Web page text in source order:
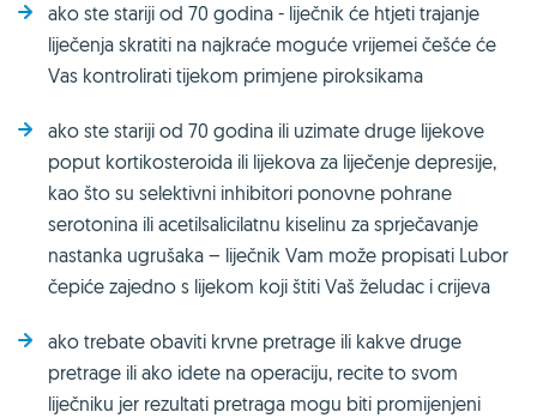
ako ste stariji od 70 godina - liječnik će htjeti trajanje
liječenja skratiti na najkraće moguće vrijemei češće će
Vas kontrolirati tijekom primjene piroksikama
ako ste stariji od 70 godina ili uzimate druge lijekove
poput kortikosteroida ili lijekova za liječenje depresije,
kao što su selektivni inhibitori ponovne pohrane
serotonina ili acetilsalicilatnu kiselinu za sprječavanje
nastanka ugrušaka – liječnik Vam može propisati Lubor
čepiće zajedno s lijekom koji štiti Vaš želudac i crijeva
ako trebate obaviti krvne pretrage ili kakve druge
pretrage ili ako idete na operaciju, recite to svom
liječniku jer rezultati pretraga mogu biti promijenjeni